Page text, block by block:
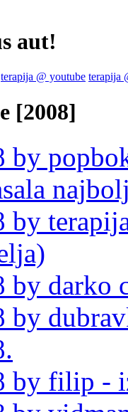
aut!
terapija @ youtube terapija
[2008]
by
by
by darko
by
by filip -